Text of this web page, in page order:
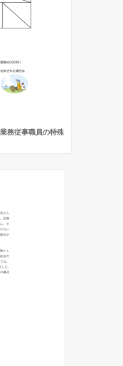
務従事職員の特殊